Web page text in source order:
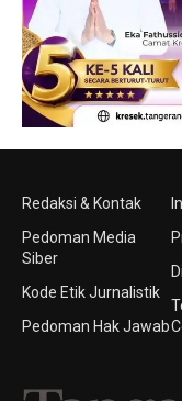
Redaksi & Kontak
Pedoman Media
Siber
Kode Etik Jurnalistik
Pedoman Hak Jawab